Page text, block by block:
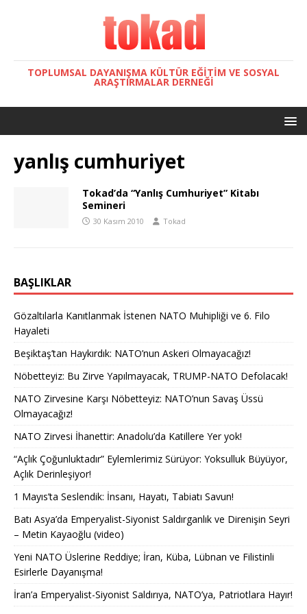
TOPLUMSAL DAYANIŞMA KÜLTÜR EĞITIM VE SOSYAL
ARAŞTIRMALAR DERNEĞI
yanlış cumhuriyet
Tokad’da “Yanlış Cumhuriyet” Kitabı
Semineri
30 Kasım 2010 Tokad
BAŞLIKLAR
Gözaltılarla Kanıtlanmak İstenen NATO Muhipliği ve 6. Filo
Hayaleti
Beşiktaş’tan Haykırdık: NATO’nun Askeri Olmayacağız!
Nöbetteyiz: Bu Zirve Yapılmayacak, TRUMP-NATO Defolacak!
NATO Zirvesine Karşı Nöbetteyiz: NATO’nun Savaş Üssü
Olmayacağız!
NATO Zirvesi İhanettir: Anadolu’da Katillere Yer yok!
“Açlık Çoğunluktadır” Eylemlerimiz Sürüyor: Yoksulluk Büyüyor,
Açlık Derinleşiyor!
1 Mayıs’ta Seslendik: İnsanı, Hayatı, Tabiatı Savun!
Batı Asya’da Emperyalist-Siyonist Saldırganlık ve Direnişin Seyri
– Metin Kayaoğlu (video)
Yeni NATO Üslerine Reddiye; İran, Küba, Lübnan ve Filistinli
Esirlerle Dayanışma!
İran’a Emperyalist-Siyonist Saldırıya, NATO’ya, Patriotlara Hayır!